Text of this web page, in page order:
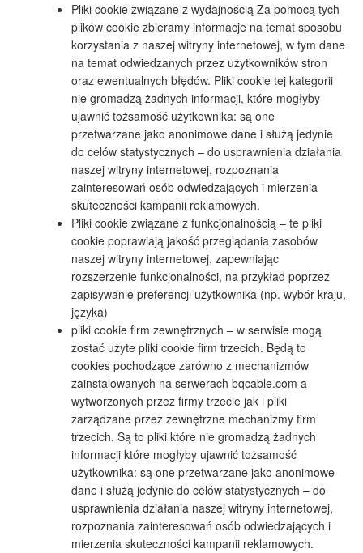
Pliki cookie związane z wydajnością Za pomocą tych
plików cookie zbieramy informacje na temat sposobu
korzystania z naszej witryny internetowej, w tym dane
na temat odwiedzanych przez użytkowników stron
oraz ewentualnych błędów. Pliki cookie tej kategorii
nie gromadzą żadnych informacji, które mogłyby
ujawnić tożsamość użytkownika: są one
przetwarzane jako anonimowe dane i służą jedynie
do celów statystycznych – do usprawnienia działania
naszej witryny internetowej, rozpoznania
zainteresowań osób odwiedzających i mierzenia
skuteczności kampanii reklamowych.
Pliki cookie związane z funkcjonalnością – te pliki
cookie poprawiają jakość przeglądania zasobów
naszej witryny internetowej, zapewniając
rozszerzenie funkcjonalności, na przykład poprzez
zapisywanie preferencji użytkownika (np. wybór kraju,
języka)
pliki cookie firm zewnętrznych – w serwisie mogą
zostać użyte pliki cookie firm trzecich. Będą to
cookies pochodzące zarówno z mechanizmów
zainstalowanych na serwerach bqcable.com a
wytworzonych przez firmy trzecie jak i pliki
zarządzane przez zewnętrzne mechanizmy firm
trzecich. Są to pliki które nie gromadzą żadnych
informacji które mogłyby ujawnić tożsamość
użytkownika: są one przetwarzane jako anonimowe
dane i służą jedynie do celów statystycznych – do
usprawnienia działania naszej witryny internetowej,
rozpoznania zainteresowań osób odwiedzających i
mierzenia skuteczności kampanii reklamowych.